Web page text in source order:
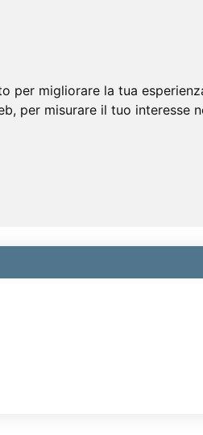
migliorare la tua
, per misurare il tuo interesse